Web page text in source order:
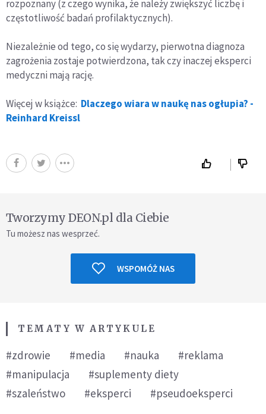
rozpoznany (z czego wynika, że należy zwiększyć liczbę i
częstotliwość badań profilaktycznych).
Niezależnie od tego, co się wydarzy, pierwotna diagnoza
zagrożenia zostaje potwierdzona, tak czy inaczej eksperci
medyczni mają rację.
Więcej w książce: Dlaczego wiara w naukę nas ogłupia? -
Reinhard Kreissl
Tworzymy DEON.pl dla Ciebie
Tu możesz nas wesprzeć.
WSPOMÓŻ NAS
TEMATY W ARTYKULE
#zdrowie #media #nauka
#reklama
#manipulacja
#suplementy diety
#szaleństwo
#eksperci #pseudoeksperci